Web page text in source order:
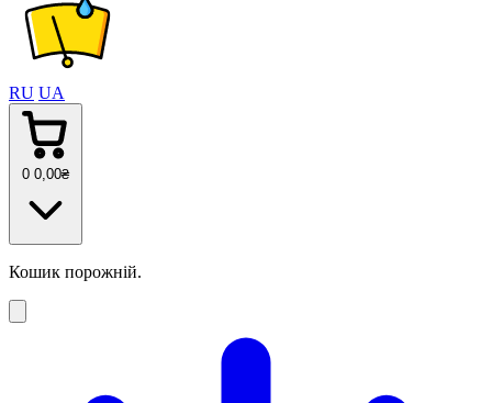
RU UA
0 0 ,00₴
Кошик порожній.